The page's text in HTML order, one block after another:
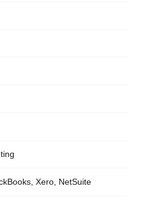
Xero, NetSuite